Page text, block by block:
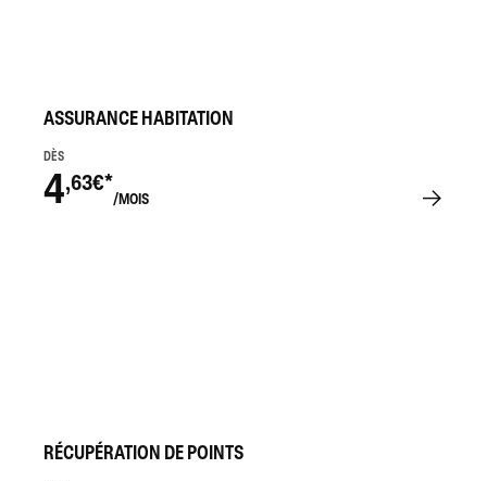
ASSURANCE HABITATION
DÈS
4,63€*
/MOIS
RÉCUPÉRATION DE POINTS